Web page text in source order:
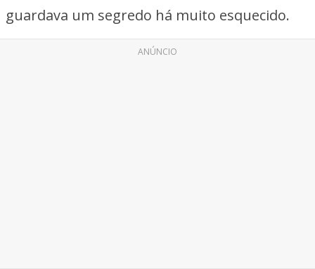
guardava um segredo há muito esquecido.
ANÚNCIO